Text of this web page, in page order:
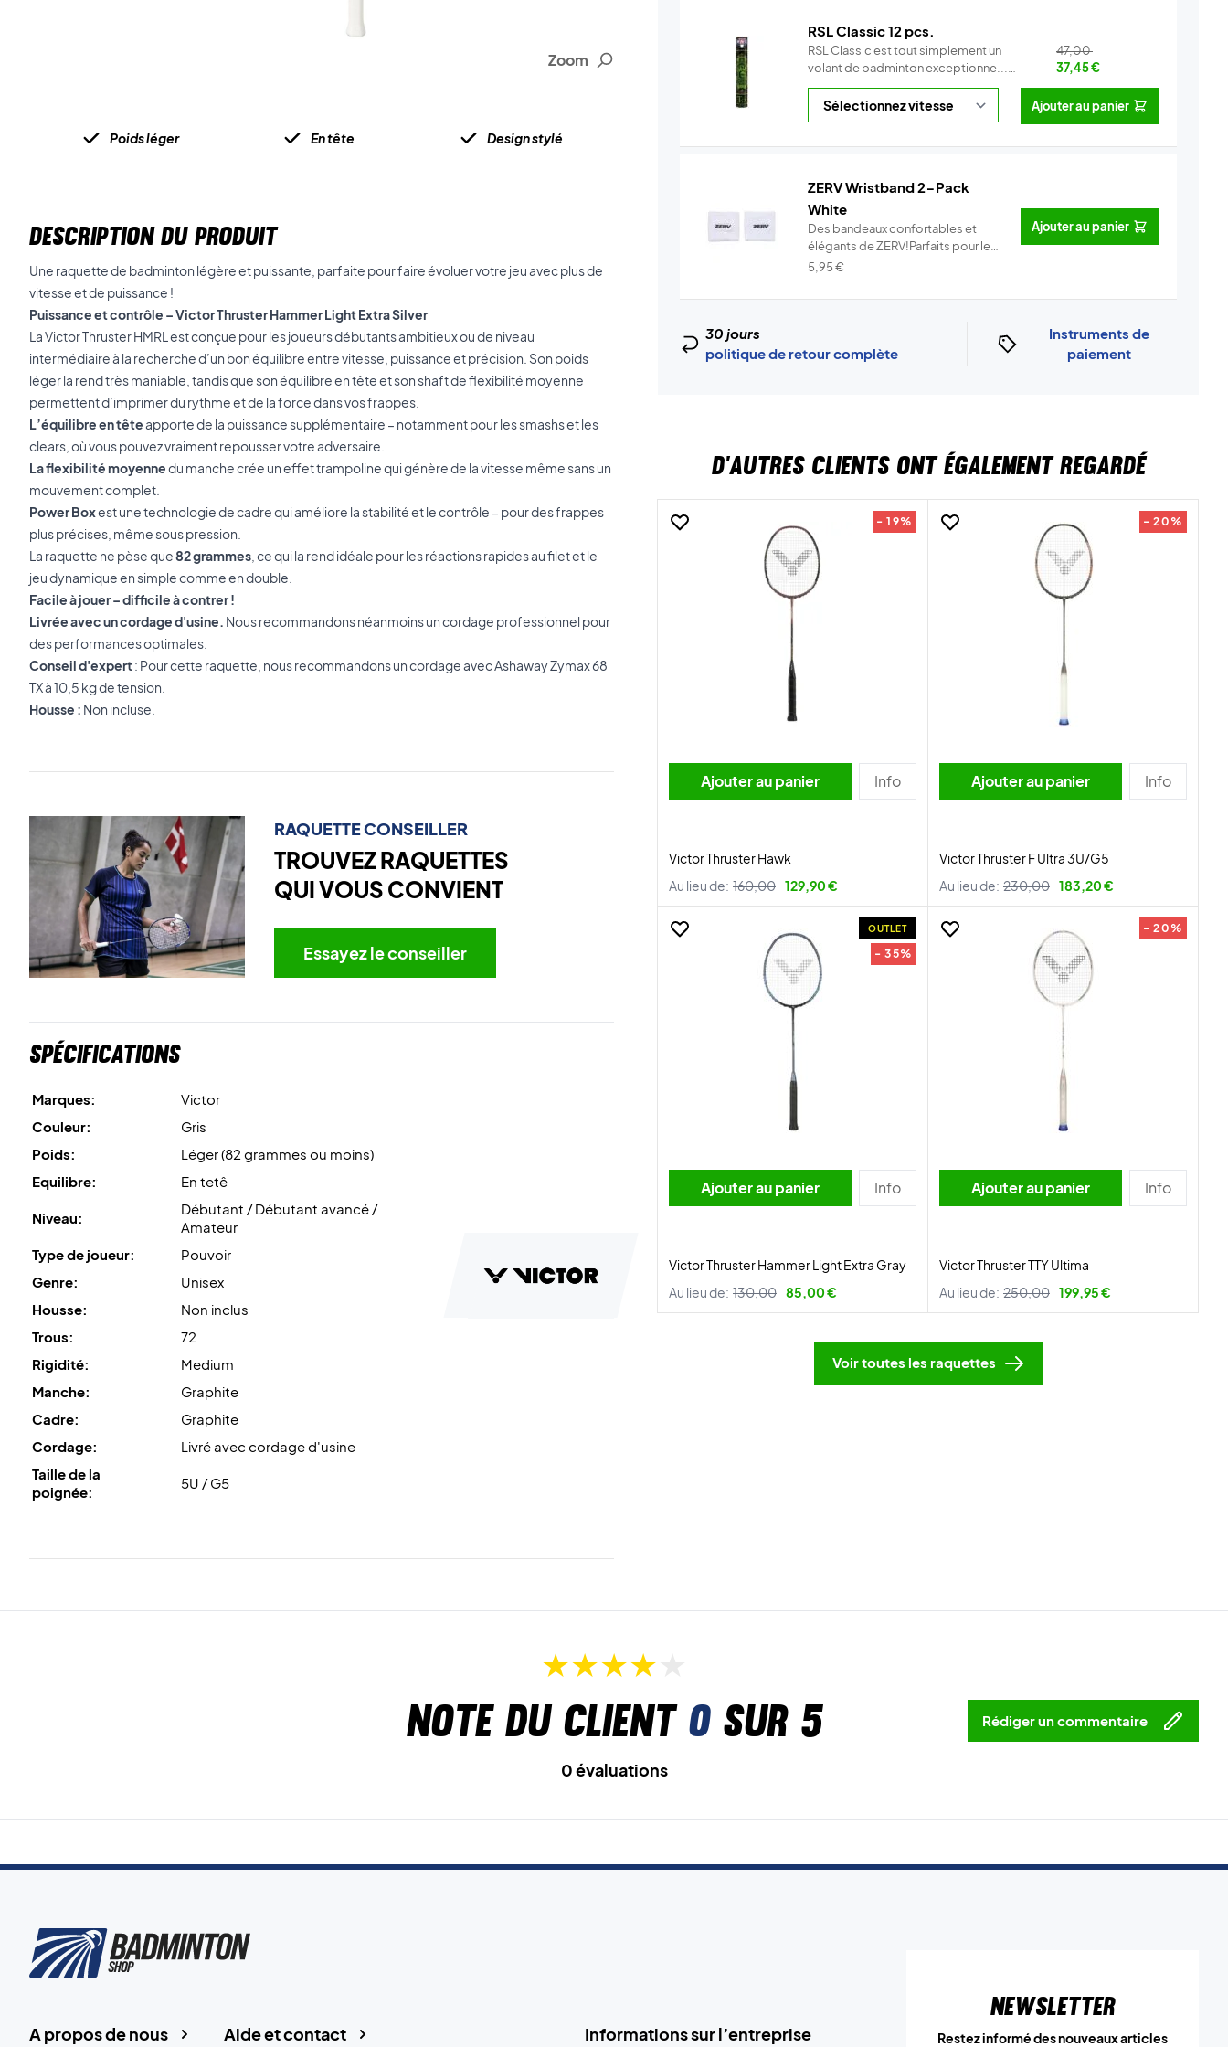
Zoom
Poids léger En tête Design stylé
DESCRIPTION DU PRODUIT
Une raquette de badminton légère et puissante, parfaite pour faire évoluer votre jeu avec plus de
vitesse et de puissance !
Puissance et contrôle – Victor Thruster Hammer Light Extra Silver
La Victor Thruster HMRL est conçue pour les joueurs débutants ambitieux ou de niveau
intermédiaire à la recherche d’un bon équilibre entre vitesse, puissance et précision. Son poids
léger la rend très maniable, tandis que son équilibre en tête et son shaft de flexibilité moyenne
permettent d’imprimer du rythme et de la force dans vos frappes.
L’équilibre en têteapporte de la puissance supplémentaire – notamment pour les smashs et les
clears, où vous pouvez vraiment repousser votre adversaire.
La flexibilité moyennedu manche crée un effet trampoline qui génère de la vitesse même sans un
mouvement complet.
Power Boxest une technologie de cadre qui améliore la stabilité et le contrôle – pour des frappes
plus précises, même sous pression.
La raquette ne pèse que82 grammes , ce qui la rend idéale pour les réactions rapides au filet et le
jeu dynamique en simple comme en double.
Facile à jouer – difficile à contrer !
Livrée avec un cordage d'usine. Nous recommandons néanmoins un cordage professionnel pour
des performances optimales.
Conseil d'expert: Pour cette raquette, nous recommandons un cordage avec Ashaway Zymax 68
TX à 10,5 kg de tension.
Housse : Non incluse.
RAQUETTE CONSEILLER
TROUVEZ RAQUETTES
QUI VOUS CONVIENT
Essayez le conseiller
Spécifications
Marques:
Victor
Couleur:
Gris
Poids:
Léger (82 grammes ou moins)
Equilibre:
En tetê
Niveau:
Débutant / Débutant avancé /
Amateur
Type de joueur:
Pouvoir
Genre:
Unisex
Housse:
Non inclus
Trous:
72
Rigidité:
Medium
Manche:
Graphite
Cadre:
Graphite
Cordage:
Livré avec cordage d'usine
Taille de la
poignée:
5U / G5
RSL Classic 12 pcs.
RSL Classic est tout simplement un
volant de badminton exceptionne...
Info
47,00
37,45€
Ajouter au panier
ZERV Wristband 2-Pack
White
Des bandeaux confortables et
élégants de ZERV!Parfaits pour le
t...
Info
5,95€
Ajouter au panier
30 jours
politique de retour complète
Instruments de
paiement
D'AUTRES CLIENTS ONT ÉGALEMENT REGARDÉ
- 19%
Ajouter au panier Info
Victor Thruster Hawk
Au lieu de: 160,00 129,90 €
- 20%
Ajouter au panier Info
Victor Thruster F Ultra 3U/G5
Au lieu de: 230,00 183,20 €
OUTLET
- 35%
Ajouter au panier Info
Victor Thruster Hammer Light Extra Gray
Au lieu de: 130,00 85,00 €
- 20%
Ajouter au panier Info
Victor Thruster TTY Ultima
Au lieu de: 250,00 199,95 €
Voir toutes les raquettes
Note du client 0sur 5 Rédiger un commentaire
0 évaluations
Informations sur l’entreprise
Aide et contact
A propos de nous
Newsletter
Restez informé des nouveaux articles